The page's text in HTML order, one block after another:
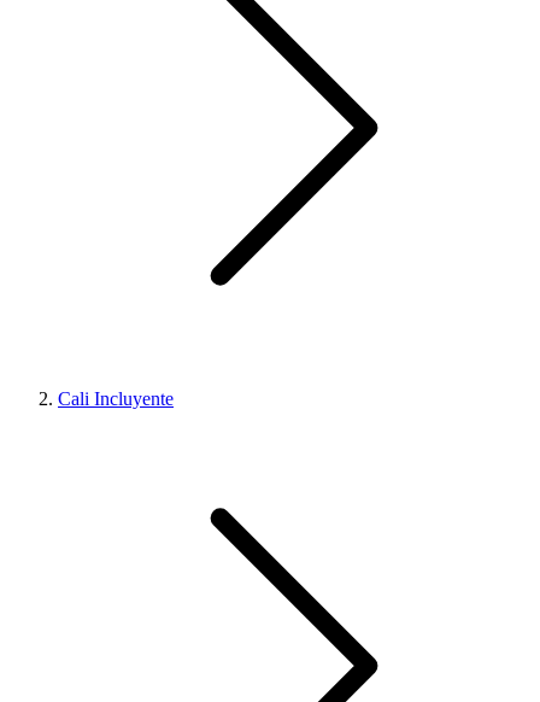
Cali Incluyente